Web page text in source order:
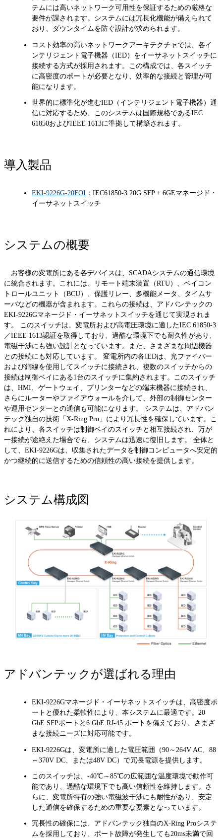
テムには高いネットワーク可用性を保証するための厳格な
要件が課されます。システムには冗長化機能が備えられて
おり、ダウンタイムを防ぐ設計が求められます。
コスト効率の高いネットワークアーキテクチャでは、各イ
ンテリジェント電子機器（IED）をイーサネットスイッチに
接続する方式が採用されます。この構成では、各スイッチ
に高密度のポートが必要となり、効率的な接続と管理が可
能になります。
世界的に標準化が進むIED（インテリジェント電子機器）通
信に対応するため、このシステムは国際規格であるIEC
61850およびIEEE 1613に準拠して構築されます。
導入製品
EKI-9226G-20FOI ：IEC61850-3 20G SFP + 6GEマネージド・
イーサネットスイッチ
システムの概要
お客様の変電所にある各デバイスは、SCADAシステムの通信環境
に統合されます。これには、リモート端末装置（RTU）、ベイコン
トロールユニット（BCU）、保護リレー、多機能メータ、タイムサ
ーバなどの機器が含まれます。これらの接続は、アドバンテックの
EKI-9226Gマネージド・イーサネットスイッチを通じて実現されま
す。 このスイッチは、変電所および高電圧環境に適したIEC 61850-3
／IEEE 1613認証を取得しており、過酷な環境下でも耐久性があり、
電磁干渉にも強い設計となっています。また、さまざまな周辺機器
との接続にも対応しています。 変電所内の各IEDは、光ファイバー
および銅線を使用してスイッチに接続され、複数のスイッチからの
接続は制御ベイにある1台のスイッチに集約されます。このスイッチ
は、HMI、ゲートウェイ、プリンターなどの端末機器に接続され、
さらにルーターやファイアウォールを介して、外部の制御センター
や運用センターとの通信も可能になります。 システムは、アドバン
テック独自の技術「X-Ring Pro」により冗長性を確保しています。こ
れにより、各スイッチは制御ベイのスイッチと相互接続され、万が
一接続が途絶えた場合でも、システムは迅速に復旧します。 全体と
して、EKI-9226Gは、収集されたデータを制御コンピュータへ安定的
かつ継続的に送信するための信頼性の高い接続を提供します。
システム構成図
アドバンテックが選ばれる理由
EKI-9226Gマネージド・イーサネットスイッチは、高密度ポ
ートと優れた柔軟性により、本システムに最適です。20
GbE SFPポートと6 GbE RJ-45 ポートを備えており、さまざ
まな接続ニーズに対応可能です。
EKI-9226Gは、変電所に適した電圧範囲（90～264V AC、88
～370V DC、または48V DC）で冗長電源を提供します。
このスイッチは、-40℃～85℃の広範囲な温度環境で動作可
能であり、過酷な環境下でも高い信頼性を維持します。さ
らに、変電所特有の強い電磁波干渉にも耐性があり、安定
した通信を確保するための重要な要素となっています。
冗長性の確保には、アドバンテック独自のX-Ring Proシステ
ムを採用しており、ポート故障が発生しても20ms未満で回